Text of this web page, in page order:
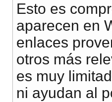
Esto es
aparecen en
enlaces
otros más
es muy
ni ayudan al